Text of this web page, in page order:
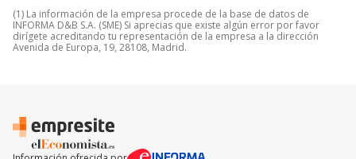
(1) La información de la empresa procede de la base de datos de
INFORMA D&B S.A. (SME) Si aprecias que existe algún error por favor
dirígete acreditando tu representación de la empresa a la dirección
Avenida de Europa, 19, 28108, Madrid.